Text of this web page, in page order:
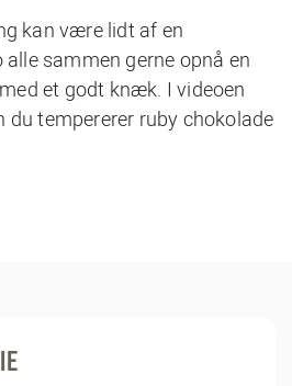
kan være lidt af en
sammen gerne opnå en
et godt knæk. Ivideoen
du tempererer ruby chokolade